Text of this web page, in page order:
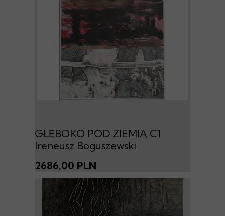
GŁĘBOKO POD ZIEMIĄ C1
Ireneusz Boguszewski
2686,00 PLN